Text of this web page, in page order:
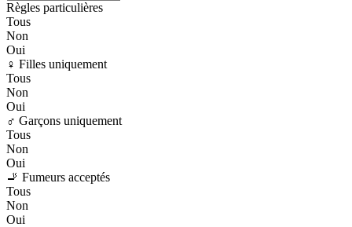
Règles particulières
Tous
Non
Oui
♀️ Filles uniquement
Tous
Non
Oui
♂️ Garçons uniquement
Tous
Non
Oui
🚬 Fumeurs acceptés
Tous
Non
Oui